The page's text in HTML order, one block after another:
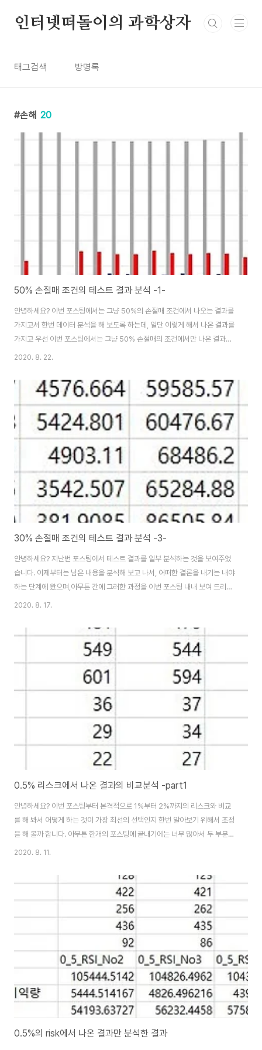
인터넷떠돌이의 과학상자
태그검색 방명록
손해 20
50% 손절매 조건의 테스트 결과 분석 -1-
안녕하세요? 이번 포스팅에서는 그냥 50%의 손절매 조건에서 나오는 결과를
가지고서 한번 데이터 분석을 해 보도록 하는데, 일단 이렇게 해서 나온 결과를
가지고 우선 이번 포스팅에서는 그냥 50% 손절매의 조건에서만 나온 결과만
을 분석하지만, 다음의 포스팅부터는 다른 결과와 연계해서 한번 비교를 해본
뉘어져 있는 이 결과를 한개의 엑셀 파일에 옮긴 다음에, 각각의 시트에다가 비
교분석을 위한 지표들을 계산할 수 있도록 해 봅니다. 이렇게 해서 일련의 데이
어서 그래프를 그리기 좋도록 만들어 보도록 합니다. 먼저 첫번째로 Account
상으로 나오는 종목의 갯수를..
2020. 8. 22.
30% 손절매 조건의 테스트 결과 분석 -3-
안녕하세요? 지난번 포스팅에서 테스트 결과를 일부 분석하는 것을 보여주었
습니다. 이제부터는 남은 내용을 분석해 보고 나서, 어떠한 결론을 내기는 내야
하는 단계에 왔으며,아무튼 간에 그러한 과정을 이번 포스팅 내내 보여 드리고
자 합니다. 아무튼 이렇게 하나의 실험과정을 기록해 보도록 하겠습니다. 일단
서, 어덯게 해서든 간에 필요한 형식으로 테이터의 레이블을 만들어야 합니다.
그리고 나서 엑셀의 붙여넣기에 있는 옵션중에 있는 행열 전환을 누른 다음에,
이를 바탕으로 해서 다른 결과의 이익량 & 손해량과 데이터 정렬을 해서 일단
보기 좋게 만들어는 봅시다. 먼저 알아보고자 하는 것은 바로 테스타가 끝이 났
을 때, 얼마나 큰 수익이 ..
2020. 8. 17.
0.5% 리스크에서 나온 결과의 비교분석 -part1
안녕하세요? 이번 포스팅부터 본격적으로 1%부터 2%까지의 리스크와 비교
를 해 봐서 어떻게 하는 것이 가장 최선의 선택인지 한번 알아보기 위해서 조정
을 해 볼까 합니다. 아무튼 한개의 포스팅에 끝내기에는 너무 많아서 두 부분으
로 나누어서 첫 부분을 지금 해볼까 합니다. 먼저 이 작업을 본격적으로 하기 전
사용, 정렬해 줄 필요성이 있습니다. 먼저 Account상으로 테스트가 끝났을 때
이익을 본 종목의 갯수를 가지고 이야기를 해 보았는데, 일단 여기서는 RSI를
비롯한 매도/매수 조건에서는 어떻게 된 것이 0.5%의 리스크에서 오히려 더
증가했다고 되어 있습니다. 물론 이러고도 나머지 bollinger band에서는 그
2020. 8. 11.
0.5%의 risk에서 나온 결과만 분석한 결과